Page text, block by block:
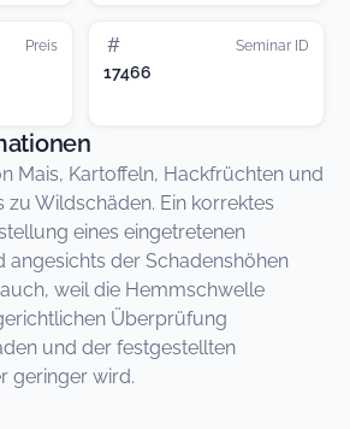
Preis # Seminar ID
17466
Mais, Kartoffeln, Hackfrüchten und
zu Wildschäden. Ein korrektes
eines eingetretenen
angesichts der Schadenshöhen
weil die Hemmschwelle
Überprüfung
und der festgestellten
geringer wird.